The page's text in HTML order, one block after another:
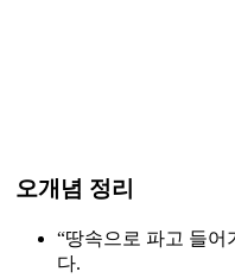
오개념 정리
“땅속으로 파고 들어
다.